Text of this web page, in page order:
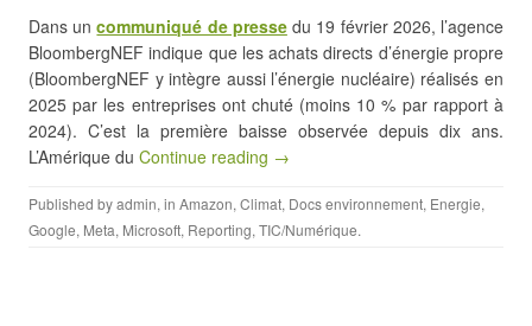
Dans uncommuniqué de pressedu 19 février 2026, l’agence
BloombergNEF indique que les achats directs d’énergie propre
(BloombergNEF y intègre aussi l’énergie nucléaire) réalisés en
2025 par les entreprises ont chuté (moins 10 % par rapport à
2024). C’est la première baisse observée depuis dix ans.
L’Amérique du Continue reading →
Published byadmin, in Amazon, Climat, Docs environnement, Energie,
Google, Meta, Microsoft, Reporting, TIC/Numérique.